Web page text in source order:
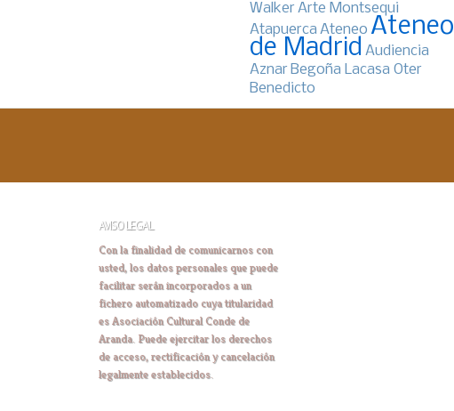
Walker Arte Montsequi
Atapuerca Ateneo Ateneo
de Madrid Audiencia
Aznar Begoña Lacasa Oter
Benedicto
AVISO LEGAL
Con la finalidad de comunicarnos con
usted, los datos personales que puede
facilitar serán incorporados a un
fichero automatizado cuya titularidad
es Asociación Cultural Conde de
Aranda. Puede ejercitar los derechos
de acceso, rectificación y cancelación
legalmente establecidos.